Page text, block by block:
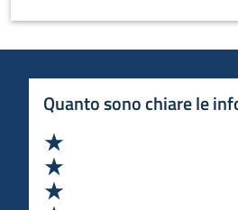
Quanto sono chiare le